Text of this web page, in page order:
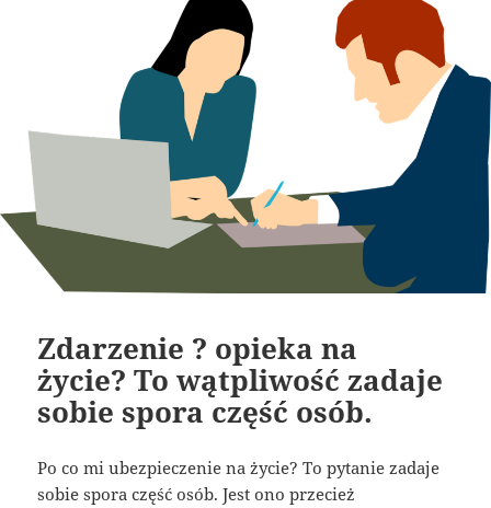
Zdarzenie ? opieka na
życie? To wątpliwość zadaje
sobie spora część osób.
Po co mi ubezpieczenie na życie? To pytanie zadaje
sobie spora część osób. Jest ono przecież